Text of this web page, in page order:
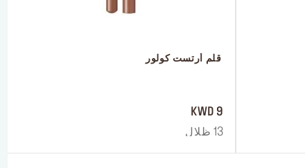
قلم أرتست كولور
9 KWD
13 ظلال